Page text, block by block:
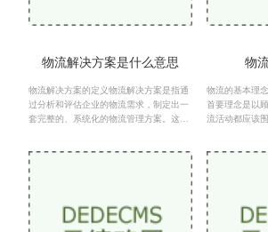
物流解决方案是什么意思
物流解决方案的定义物流解决方案是指通
过分析和评估企业的物流需求，制定出一
套完整的、系统化的物流管理方案。这一
物
物流的基本理
首要理念是以
流活动都应该